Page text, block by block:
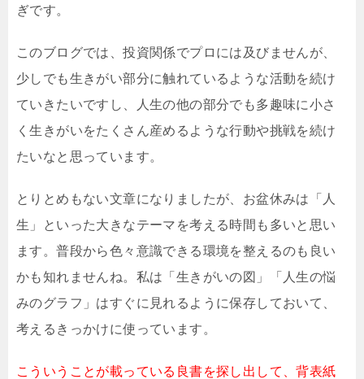
ぎです。
このブログでは、投資関係でプロには及びませんが、
少しでも生きがい部分に触れているような活動を続け
ていきたいですし、人生の他の部分でも多趣味に小さ
く生きがいをたくさん産めるような行動や挑戦を続け
たいなと思っています。
とりとめもない文章になりましたが、お盆休みは「人
生」といった大きなテーマを考える時間も多いと思い
ます。普段から色々意識できる環境を整えるのも良い
かも知れませんね。私は「生きがいの図」「人生の悩
みのグラフ」はすぐに見れるように保存しておいて、
考えるきっかけに使っています。
こういうことが載っている良書を探し出して、背表紙